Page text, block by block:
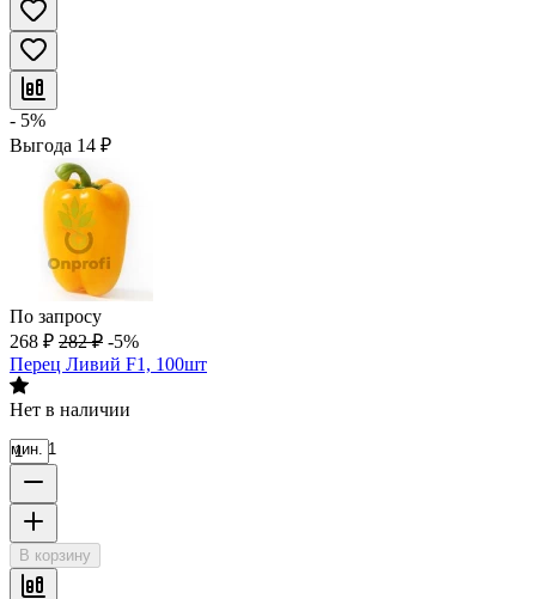
- 5%
Выгода 14 ₽
По запросу
268 ₽ 282 ₽ -5%
Перец Ливий F1, 100шт
Нет в наличии
мин. 1
В корзину